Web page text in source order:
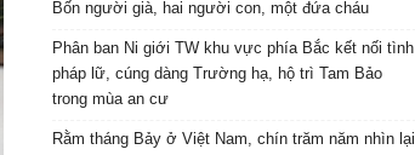
Bốn người già, hai người con, một đứa cháu
Phân ban Ni giới TW khu vực phía Bắc kết nối tình
pháp lữ, cúng dàng Trường hạ, hộ trì Tam Bảo
trong mùa an cư
Rằm tháng Bảy ở Việt Nam, chín trăm năm nhìn lại